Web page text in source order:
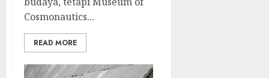
Cosmonautics...
READ MORE